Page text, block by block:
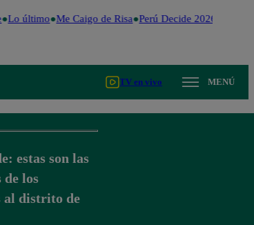
Lo último Me Caigo de Risa Perú Decide 2026
TV en vivo MENÚ
estas son las
de los
al distrito de